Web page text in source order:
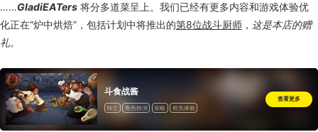
……GladiEATers 将分多道菜呈上。我们已经有更多内容和游戏体验优
化正在“炉中烘焙”，包括计划中将推出的第8位战斗厨师 ， 这是本店的赠
礼。
斗食战酱
独立 角色扮演 策略 抢先体验
查看更多